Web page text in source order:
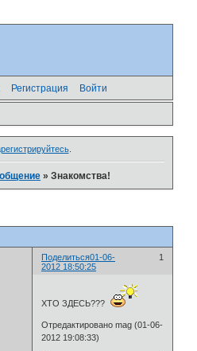
Регистрация Войти
.
»Знакомства!
Поделиться 1
01-06-
2012 18:50:25
ХТО ЗДЕСЬ???
Отредактировано mag (01-06-
2012 19:08:33)